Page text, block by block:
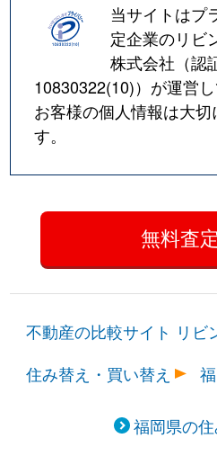
当サイトはプ
定企業のリビ
株式会社（認
10830322(10)）が運営し
お客様の個人情報は大切
す。
不動産の比較サイト リビ
住み替え・買い替え
福岡県の